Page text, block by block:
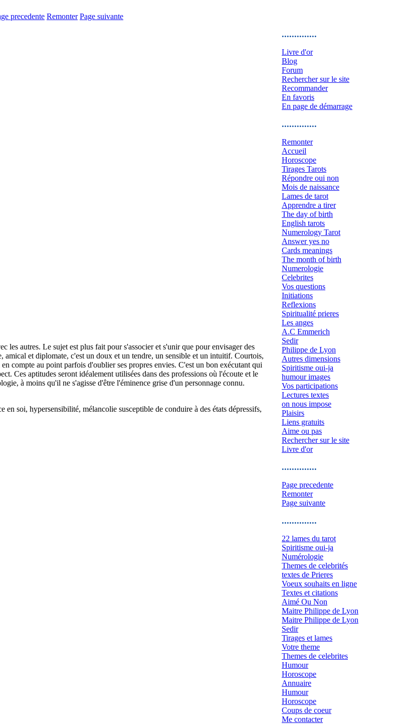
precedente Remonter Page suivante
les autres. Le sujet est plus fait pour s'associer et s'unir que pour envisager des
amical et diplomate, c'est un doux et un tendre, un sensible et un intuitif. Courtois,
compte au point parfois d'oublier ses propres envies. C'est un bon exécutant qui
Ces aptitudes seront idéalement utilisées dans des professions où l'écoute et le
à moins qu'il ne s'agisse d'être l'éminence grise d'un personnage connu.
en soi, hypersensibilité, mélancolie susceptible de conduire à des états dépressifs,
..............
Livre d'or
Blog
Forum
Rechercher sur le site
Recommander
En favoris
En page de démarrage
..............
Remonter
Accueil
Horoscope
Tirages Tarots
Répondre oui non
Mois de naissance
Lames de tarot
Apprendre a tirer
The day of birth
English tarots
Numerology Tarot
Answer yes no
Cards meanings
The month of birth
Numerologie
Celebrites
Vos questions
Initiations
Reflexions
Spiritualité prieres
Les anges
A.C Emmerich
Sedir
Philippe de Lyon
Autres dimensions
Spiritisme oui-ja
humour images
Vos participations
Lectures textes
on nous impose
Plaisirs
Liens gratuits
Aime ou pas
Rechercher sur le site
Livre d'or
..............
Page precedente
Remonter
Page suivante
..............
22 lames du tarot
Spiritisme oui-ja
Numérologie
Themes de celebrités
textes de Prieres
Voeux souhaits en ligne
Textes et citations
Aimé Ou Non
Maitre Philippe de Lyon
Maitre Philippe de Lyon
Sedir
Tirages et lames
Votre theme
Themes de celebrites
Humour
Horoscope
Annuaire
Humour
Horoscope
Coups de coeur
Me contacter